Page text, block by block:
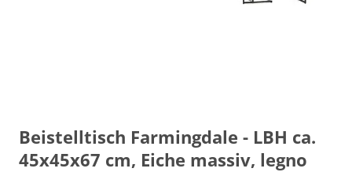
Beistelltisch Farmingdale - LBH ca.
45x45x67 cm, Eiche massiv, legno